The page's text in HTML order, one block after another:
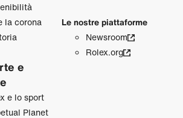
la corona
e
e lo sport
Planet
Le nostre piattaforme
Newsroom
Rolex.org